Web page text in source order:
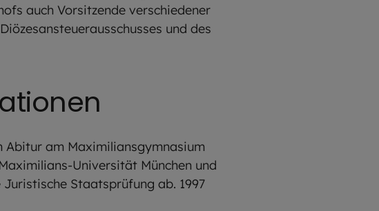
auch Vorsitzende verschiedener
und des
Abitur am Maximiliansgymnasium
Universität München und
Staatsprüfung ab. 1997